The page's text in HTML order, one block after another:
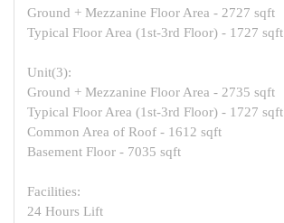
Ground + Mezzanine Floor Area - 2727 sqft
Typical Floor Area (1st-3rd Floor) - 1727 sqft
Unit(3):
Ground + Mezzanine Floor Area - 2735 sqft
Typical Floor Area (1st-3rd Floor) - 1727 sqft
Common Area of Roof - 1612 sqft
Basement Floor - 7035 sqft
Facilities:
24 Hours Lift